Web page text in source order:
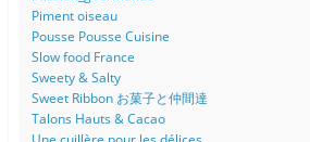
Piment oiseau
Pousse Pousse Cuisine
Slow food France
Sweety & Salty
Sweet Ribbon お菓子と仲間達
Talons Hauts & Cacao